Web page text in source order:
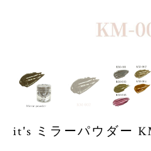
it's ミラーパウダー